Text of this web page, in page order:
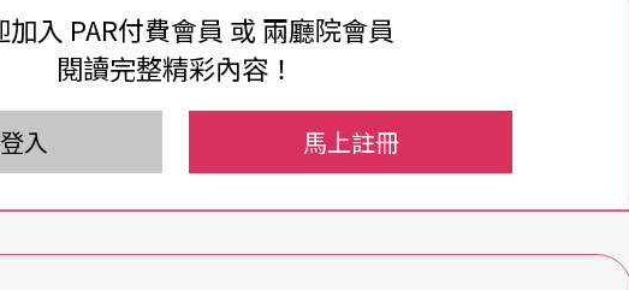
對於他的作品《布蘭詩歌》那氣勢磅礡的開頭巨響必定耳熟能
常用的配樂，也曾是流行天王麥可．傑克森（Michael Jackso
》的開場音樂及單曲〈The Mass〉的骨幹。他改編自希臘悲劇的
以及臺北市立交響樂團（TSO）去年推出的《聰明的女人》
作。而與後者同樣改編自格林童話的《月亮》Dear Mond不但充
其屬於廿世紀別出心裁及新穎的語法。
加入 PAR付費會員 或 兩廳院會員
閱讀完整精彩內容！
入 馬上註冊